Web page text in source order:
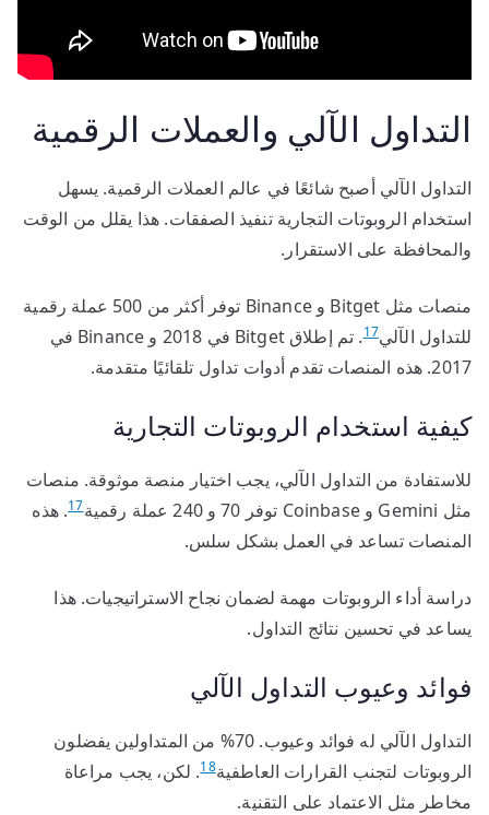
التداول الآلي والعملات الرقمية
التداول الآلي أصبح شائعًا في عالم العملات الرقمية. يسهل
استخدام الروبوتات التجارية تنفيذ الصفقات. هذا يقلل من الوقت
والمحافظة على الاستقرار.
منصات مثل Bitget و Binance توفر أكثر من 500 عملة رقمية
للتداول الآلي17
. تم إطلاق Bitget في 2018 و Binance في
2017. هذه المنصات تقدم أدوات تداول تلقائيًا متقدمة.
كيفية استخدام الروبوتات التجارية
للاستفادة من التداول الآلي، يجب اختيار منصة موثوقة. منصات
مثل Gemini و Coinbase توفر 70 و 240 عملة رقمية
17. هذه
المنصات تساعد في العمل بشكل سلس.
دراسة أداء الروبوتات مهمة لضمان نجاح الاستراتيجيات. هذا
يساعد في تحسين نتائج التداول.
فوائد وعيوب التداول الآلي
التداول الآلي له فوائد وعيوب. 70% من المتداولين يفضلون
الروبوتات لتجنب القرارات العاطفية18. لكن، يجب مراعاة
مخاطر مثل الاعتماد على التقنية.